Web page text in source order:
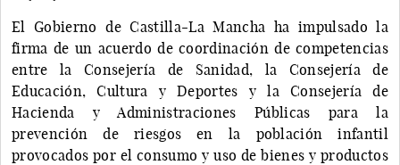
El Gobierno de Castilla-La Mancha ha impulsado la
firma de un acuerdo de coordinación de competencias
entre la Consejería de Sanidad, la Consejería de
Educación, Cultura y Deportes y la Consejería de
Hacienda y Administraciones Públicas para la
prevención de riesgos en la población infantil
provocados por el consumo y uso de bienes y productos